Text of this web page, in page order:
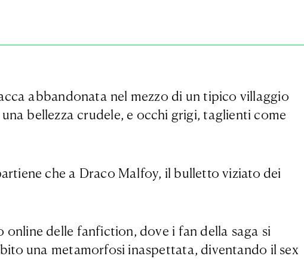
abbandonata nel mezzo di un tipico villaggio
bellezza crudele, e occhi grigi, taglienti come
che a Draco Malfoy, il bulletto viziato dei
online delle fanfiction, dove i fan della saga si
una metamorfosi inaspettata, diventando il sex